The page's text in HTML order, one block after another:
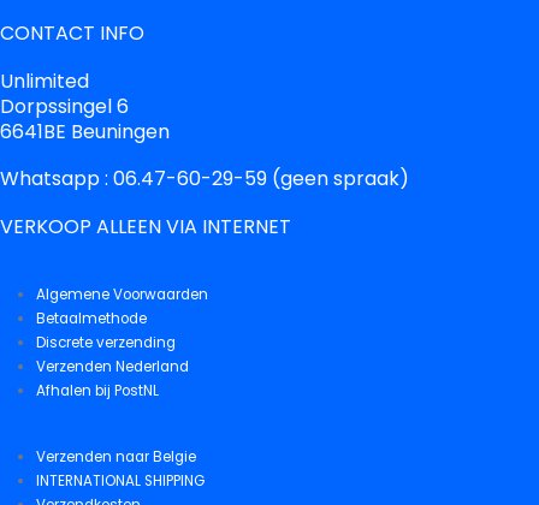
CONTACT INFO
Unlimited
Dorpssingel 6
6641BE Beuningen
Whatsapp : 06.47-60-29-59 (geen spraak)
VERKOOP ALLEEN VIA INTERNET
Algemene Voorwaarden
Betaalmethode
Discrete verzending
Verzenden Nederland
Afhalen bij PostNL
Verzenden naar Belgie
INTERNATIONAL SHIPPING